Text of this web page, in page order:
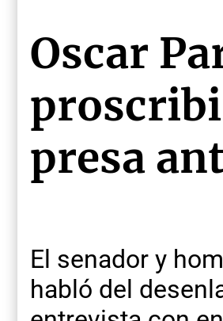
Oscar
presa
El senador y
habló del